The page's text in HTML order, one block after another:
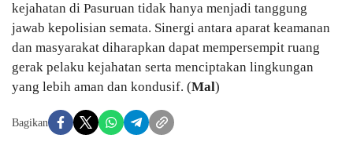
kejahatan di Pasuruan tidak hanya menjadi tanggung
jawab kepolisian semata. Sinergi antara aparat keamanan
dan masyarakat diharapkan dapat mempersempit ruang
gerak pelaku kejahatan serta menciptakan lingkungan
yang lebih aman dan kondusif. (Mal)
Bagikan